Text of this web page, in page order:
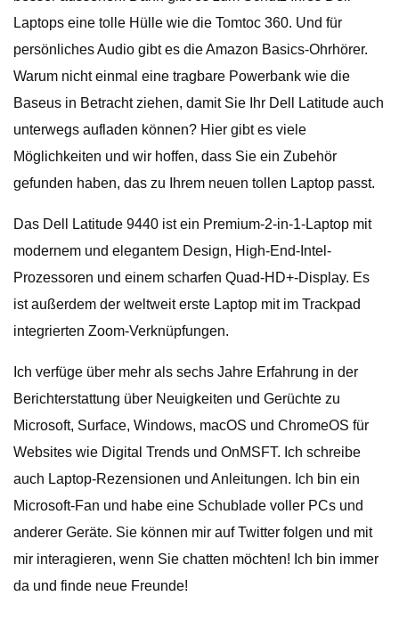
Laptops eine tolle Hülle wie die Tomtoc 360. Und für
persönliches Audio gibt es die Amazon Basics-Ohrhörer.
Warum nicht einmal eine tragbare Powerbank wie die
Baseus in Betracht ziehen, damit Sie Ihr Dell Latitude auch
unterwegs aufladen können? Hier gibt es viele
Möglichkeiten und wir hoffen, dass Sie ein Zubehör
gefunden haben, das zu Ihrem neuen tollen Laptop passt.
Das Dell Latitude 9440 ist ein Premium-2-in-1-Laptop mit
modernem und elegantem Design, High-End-Intel-
Prozessoren und einem scharfen Quad-HD+-Display. Es
ist außerdem der weltweit erste Laptop mit im Trackpad
integrierten Zoom-Verknüpfungen.
Ich verfüge über mehr als sechs Jahre Erfahrung in der
Berichterstattung über Neuigkeiten und Gerüchte zu
Microsoft, Surface, Windows, macOS und ChromeOS für
Websites wie Digital Trends und OnMSFT. Ich schreibe
auch Laptop-Rezensionen und Anleitungen. Ich bin ein
Microsoft-Fan und habe eine Schublade voller PCs und
anderer Geräte. Sie können mir auf Twitter folgen und mit
mir interagieren, wenn Sie chatten möchten! Ich bin immer
da und finde neue Freunde!